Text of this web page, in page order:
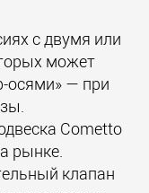
с двумя или
может
осями» — при
Cometto
рынке.
клапан